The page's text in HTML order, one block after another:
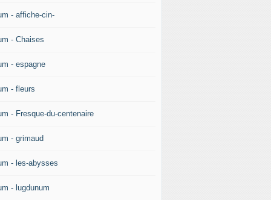
- affiche-cin-
- Chaises
- espagne
- fleurs
- Fresque-du-centenaire
- grimaud
- les-abysses
- lugdunum